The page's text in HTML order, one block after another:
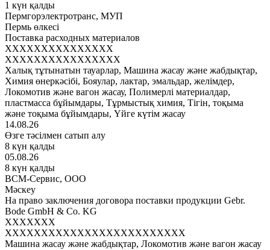
1 күн қалды
Пермгорэлектротранс, МУП
Пермь өлкесі
Поставка расходных материалов
XXXXXXXXXXXXXXX
XXXXXXXXXXXXXXXX
Халық тұтынатын тауарлар, Машина жасау және жабдықтар,
Химия өнеркәсібі, Бояулар, лактар, эмальдар, желімдер,
Локомотив және вагон жасау, Полимерлі материалдар,
пластмасса бұйымдары, Тұрмыстық химия, Тігін, тоқыма
және тоқыма бұйымдары, Үйге күтім жасау
14.08.26
Өзге тәсілмен сатып алу
8 күн қалды
05.08.26
8 күн қалды
ВСМ-Сервис, ООО
Мәскеу
На право заключения договора поставки продукции Gebr.
Bode GmbH & Co. KG
XXXXXXX
XXXXXXXXXXXXXXXXXXXXXXXXX
Машина жасау және жабдықтар, Локомотив және вагон жасау